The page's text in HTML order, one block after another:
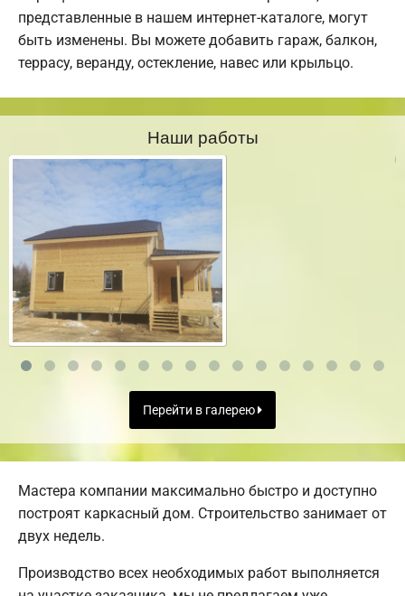
представленные в нашем интернет-каталоге, могут
быть изменены. Вы можете добавить гараж, балкон,
террасу, веранду, остекление, навес или крыльцо.
Наши работы
Перейти в галерею
Мастера компании максимально быстро и доступно
построят каркасный дом. Строительство занимает от
двух недель.
Производство всех необходимых работ выполняется